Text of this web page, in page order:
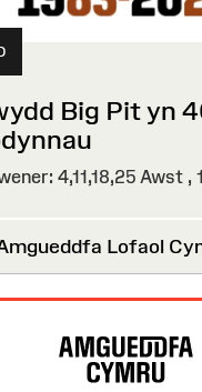
Big Pit yn
4,11,18,25 Awst ,
Lofaol